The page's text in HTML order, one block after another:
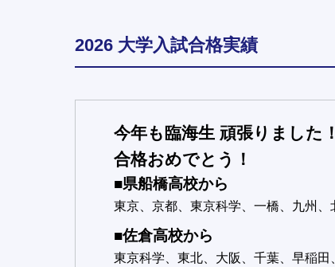
2026 大学入試合格実績
今年も臨海生 頑張りました！
合格おめでとう！
■県船橋高校から
東京、京都、東京科学、一橋、九州
■佐倉高校から
東京科学、東北、大阪、千葉、早稲